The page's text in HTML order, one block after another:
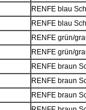
RENFE blau
RENFE blau
RENFE grün/
RENFE grün/
RENFE braun
RENFE braun
RENFE braun